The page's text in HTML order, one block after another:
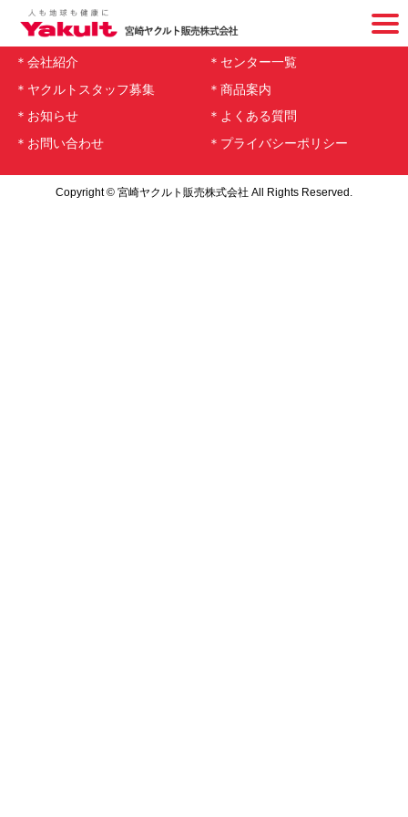
ホーム
ページ
ジョア 1日分のカルシウム＆ビタミンD プレーン125ml
＊会社紹介
＊センター一覧
＊ヤクルトスタッフ募集
＊商品案内
＊お知らせ
＊よくある質問
＊お問い合わせ
＊プライバシーポリシー
Copyright © 宮崎ヤクルト販売株式会社 All Rights Reserved.